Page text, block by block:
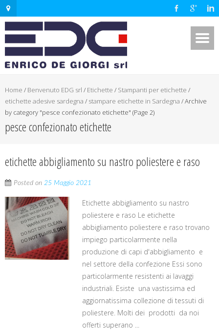
Home / Benvenuto EDG srl / Etichette / Stampanti per etichette /
etichette adesive sardegna / stampare etichette in Sardegna /Archive
by category "pesce confezionato etichette" (Page 2)
pesce confezionato etichette
etichette abbigliamento su nastro poliestere e raso
Posted on 25 Maggio 2021
Etichette abbigliamento su nastro
poliestere e raso Le etichette
abbigliamento poliestere e raso trovano
impiego particolarmente nella
produzione di capi d'abbigliamento e
nel settore della confezione Essi sono
particolarmente resistenti ai lavaggi
industriali. Esiste una vastissima ed
aggiornatissima collezione di tessuti di
poliestere. Molti dei prodotti da noi
offerti superano ...